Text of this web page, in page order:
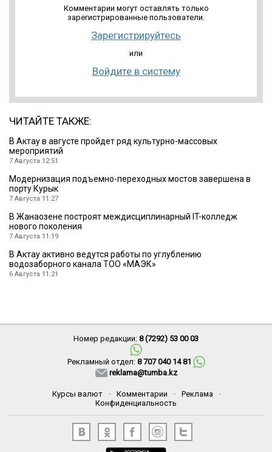
Комментарии могут оставлять только
зарегистрированные пользователи.
Зарегистрируйтесь
или
Войдите в систему
ЧИТАЙТЕ ТАКЖЕ:
В Актау в августе пройдет ряд культурно-массовых
мероприятий
7 Августа 12:51
Модернизация подъемно-переходных мостов завершена в
порту Курык
7 Августа 11:27
В Жанаозене построят междисциплинарный IT-колледж
нового поколения
7 Августа 11:19
В Актау активно ведутся работы по углублению
водозаборного канала ТОО «МАЭК»
6 Августа 11:21
Номер редакции: 8 (7292) 53 00 03
Рекламный отдел: 8 707 040 14 81
reklama@tumba.kz
Курсы валют · Комментарии · Реклама
·
Конфиденциальность